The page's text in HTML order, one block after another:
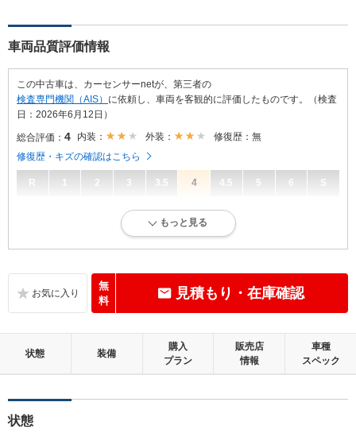
車両品質評価情報
この中古車は、カーセンサーnetが、第三者の
検査専門機関（AIS） に依頼し、車両を客観的に評価したものです。（検査
日：2026年6月12日）
総合評価： 4 内装： 外装：
修復歴：無
修復歴・キズの確認はこちら
R 1 2 3 3.5 4 4.5 5 6 S
内外装に目立たない多少のキズ、ヘコミが認められる状態です。
標準的に使用されていて、多少のコゲ、スレ、キズがあります。
修復歴：無
もっと見る
無
料
見積もり・在庫確認
状態 装備
購入
プラン
販売店
情報
車種
スペック
状態